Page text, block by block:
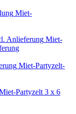
Miet-
Miet-
Miet-Partyzelt-
Partyzelt 3 x 6